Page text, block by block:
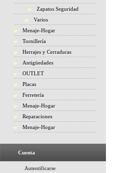
Zapatos Seguridad
Varios
Menaje-Hogar
Tornillería
Herrajes y Cerraduras
Antigüedades
OUTLET
Placas
Ferretería
Menaje-Hogar
Reparaciones
Menaje-Hogar
Cuenta
Autentificarse